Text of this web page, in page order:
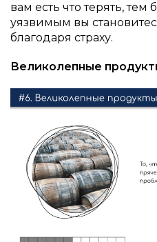
вам есть что терять,
уязвимым вы
благодаря страху.
Великолепные